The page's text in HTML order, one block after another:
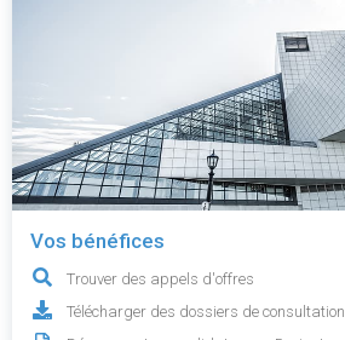
Vos bénéfices
Trouver des appels d'offres
Télécharger des dossiers de consultation